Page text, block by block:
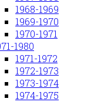
1968-1969
1969-1970
1970-1971
1980
1971-1972
1972-1973
1973-1974
1974-1975